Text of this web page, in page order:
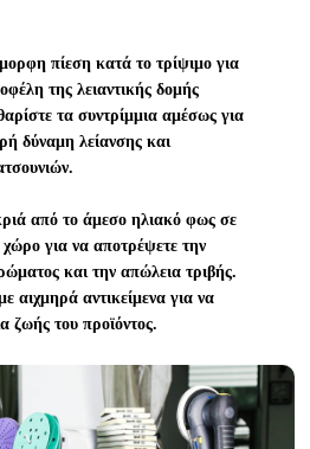
πίεση κατά το τρίψιμο για
της λειαντικής δομής
τα συντρίμμια αμέσως για
δύναμη λείανσης και
από το άμεσο ηλιακό φως σε
για να αποτρέψετε την
και την απώλεια τριβής.
αιχμηρά αντικείμενα για να
ζωής του προϊόντος.